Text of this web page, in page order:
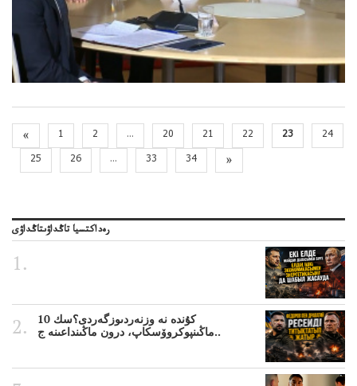
« 1 2 ... 20 21 22 23
24
25
26 ... 33 34 »
رەداكتسيا تاڭداۋىتاڭداۋى
10 كۇندە نە وزنەردىوزگەردى؟سك
ماڭىنپوكروۆسكاپ، درون ماڭىنداعىنە ج..